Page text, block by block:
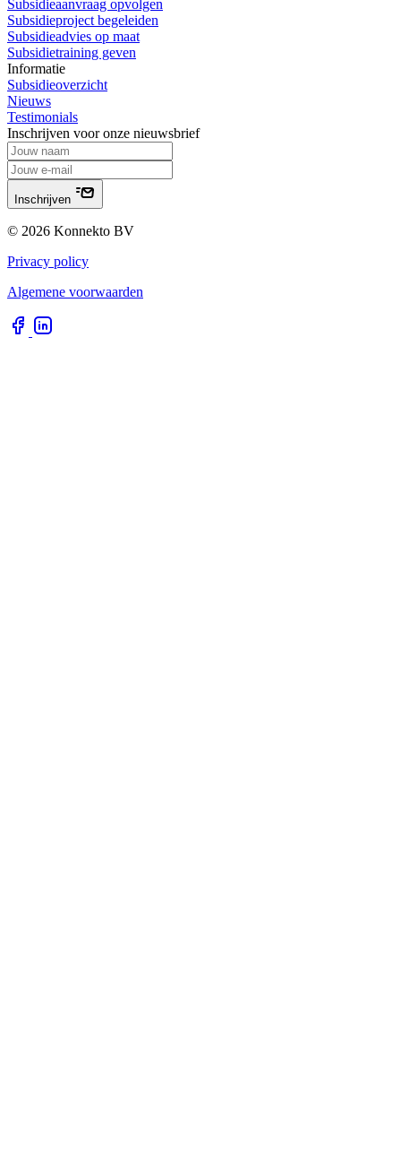
Subsidieaanvraag opvolgen
Subsidieproject begeleiden
Subsidieadvies op maat
Subsidietraining geven
Informatie
Subsidieoverzicht
Nieuws
Testimonials
Inschrijven voor onze nieuwsbrief
Inschrijven
© 2026 Konnekto BV
Privacy policy
Algemene voorwaarden